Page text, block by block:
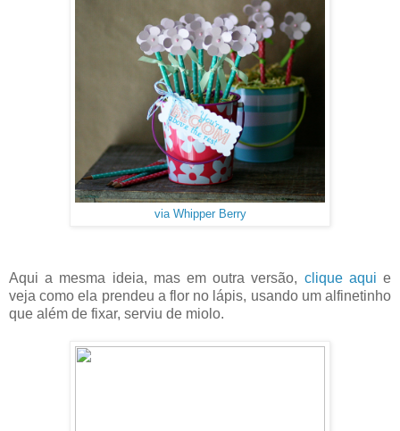
via Whipper Berry
Aqui a mesma ideia, mas em outra versão, clique aqui e
veja como ela prendeu a flor no lápis, usando um alfinetinho
que além de fixar, serviu de miolo.